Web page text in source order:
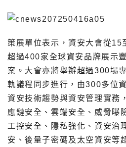
策展單位表示，資安大會從15
超過400家全球資安品牌展示
案。大會亦將舉辦超過300場
軌議程同步進行，由300多位
資安技術趨勢與資安管理實務
應鏈安全、雲端安全、威脅曝
工控安全、隱私強化、資安治
安、後量子密碼及太空資安等